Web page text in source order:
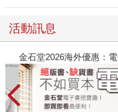
活動訊息
金石堂2026海外優惠：電